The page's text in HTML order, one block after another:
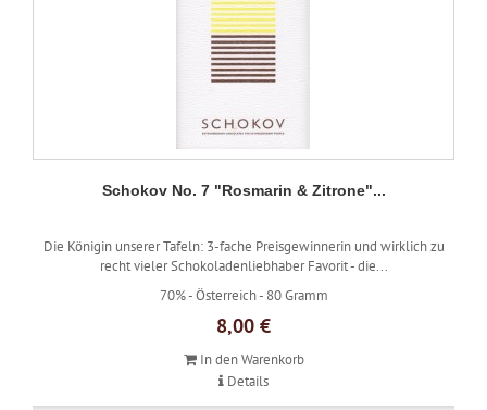
Schokov No. 7 "Rosmarin & Zitrone"...
Die Königin unserer Tafeln: 3-fache Preisgewinnerin und wirklich zu
recht vieler Schokoladenliebhaber Favorit - die...
70% -Österreich - 80 Gramm
8,00 €
In den Warenkorb
Details